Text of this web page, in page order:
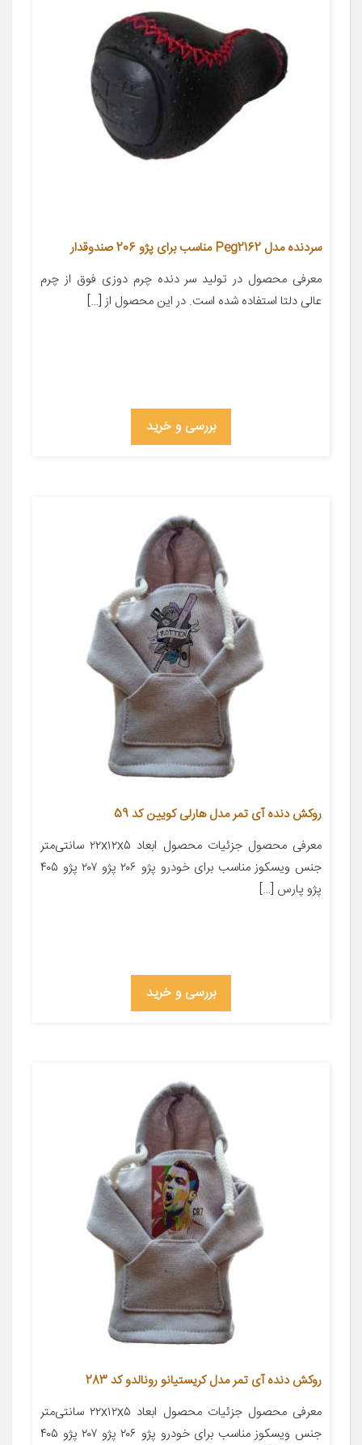
سردنده مدل Peg2162 مناسب برای پژو 206 صندوقدار
معرفی محصول در تولید سر دنده چرم دوزی فوق از چرم
عالی دلتا استفاده شده است. در این محصول از […]
بررسی و خرید
روکش دنده آی تمر مدل هارلی کویین کد 59
معرفی محصول جزئیات محصول ابعاد ۲۲x۱۲x۵ سانتی‌متر
جنس ویسکوز مناسب برای خودرو پژو ۲۰۶ پژو ۲۰۷ پژو ۴۰۵
پژو پارس […]
بررسی و خرید
روکش دنده آی تمر مدل کریستیانو رونالدو کد 283
معرفی محصول جزئیات محصول ابعاد ۲۲x۱۲x۵ سانتی‌متر
جنس ویسکوز مناسب برای خودرو پژو ۲۰۶ پژو ۲۰۷ پژو ۴۰۵